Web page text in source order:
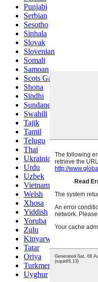
Punjabi
Serbian
Sesotho
Sinhala
Slovak
Slovenian
Somali
Samoan
Scots Gaelic
Shona
Sindhi
Sundanese
Swahili
Tajik
Tamil
Telugu
Thai
Ukrainian
Urdu
Uzbek
Vietnamese
Welsh
Xhosa
Yiddish
Yoruba
Zulu
Kinyarwanda
Tatar
Oriya
Turkmen
Uyghur